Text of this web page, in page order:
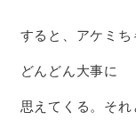
すると、アケミち
どんどん大事に
思えてくる。それ